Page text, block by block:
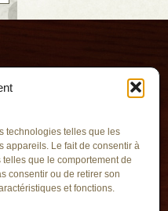
technologies telles que les
appareils. Le fait de consentir à
que le comportement de
consentir ou de retirer son
et fonctions.